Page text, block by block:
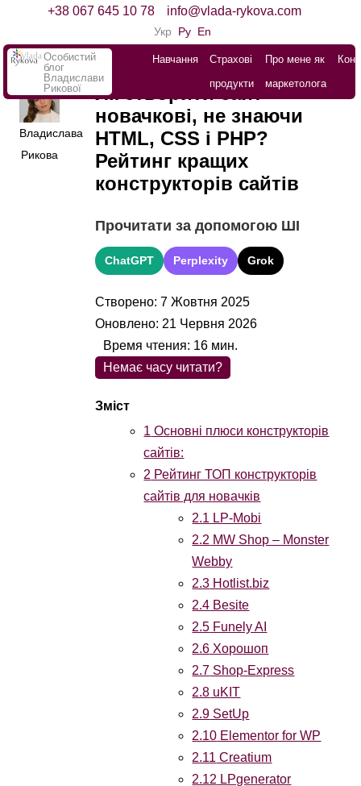
+38 067 645 10 78 info@vlada-rykova.com
Укр Ру En
Особистий
блог
Владислави
Рикової
Навчання
Страхові
продукти
Про мене як
маркетолога
Владислава
Рикова
Як створити сайт
новачкові, не знаючи
HTML, CSS і PHP?
Рейтинг кращих
конструкторів сайтів
Прочитати за допомогою ШІ
ChatGPT Perplexity Grok
Створено: 7 Жовтня 2025
Оновлено: 21 Червня 2026
Немає часу читати?
1 Основні плюси конструкторів
сайтів:
2 Рейтинг ТОП конструкторів
сайтів для новачків
2.1 LP-Mobi
2.2 MW Shop – Monster
Webby
2.3 Hotlist.biz
2.4 Besite
2.5 Funely AI
2.6 Хорошоп
2.7 Shop-Express
2.8 uKIT
2.9 SetUp
2.10 Elementor for WP
2.11 Creatium
2.12 LPgenerator
Время чтения: 16 мин.